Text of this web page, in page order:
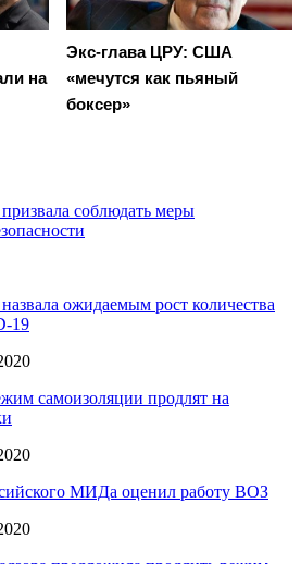
на
Экс-глава ЦРУ: США
«мечутся как пьяный
боксер»
соблюдать меры
ожидаемым рост количества
19
самоизоляции продлят на
МИДа оценил работу ВОЗ